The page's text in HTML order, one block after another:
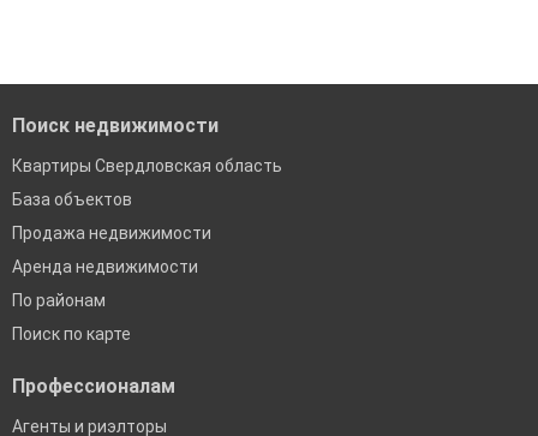
Поиск недвижимости
Квартиры Свердловская область
База объектов
Продажа недвижимости
Аренда недвижимости
По районам
Поиск по карте
Профессионалам
Агенты и риэлторы